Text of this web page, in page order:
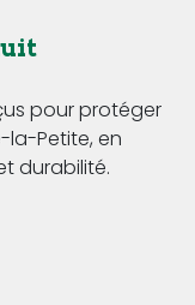
pour protéger
la-Petite, en
durabilité.